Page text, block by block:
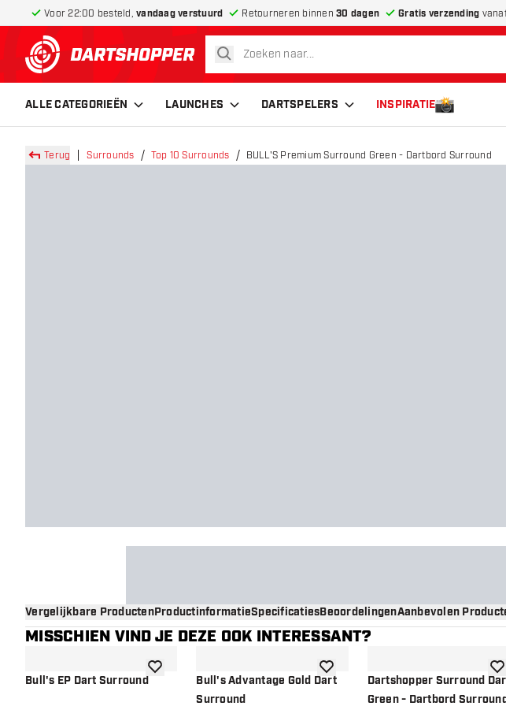
Voor 22:00 besteld, vandaag verstuurd Retourneren binnen 30 dagen Gratis verzending
terug naar home pagina
zoeken
ALLE CATEGORIEËN LAUNCHES DARTSPELERS INSPIRATIE
Terug Surrounds Top 10 Surrounds BULL'S Premium Surround Green - Dartbord Surround
Vergelijkbare ProductenProductinformatieSpecificatiesBeoordelingenAanbevolen
MISSCHIEN VIND JE DEZE OOK INTERESSANT?
Bull's EP Dart Surroundtoevoegen aan verlanglijst
Bull's Advantage Gold Dart
Surround
toevoegen aan verlanglijst
Dartshopper Surround
Green - Dartbord Surround